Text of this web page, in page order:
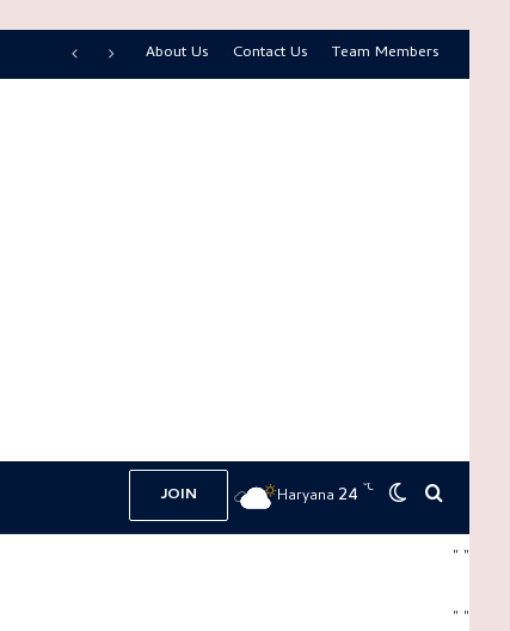
About Us Contact Us Team Members
JOIN Haryana 24℃ Switch skin
Search
" "
" "